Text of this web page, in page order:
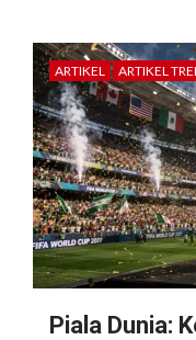
ARTIKEL ARTIKEL
Piala Dunia: